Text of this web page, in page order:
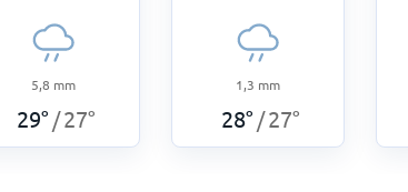
5,8 mm
29° /27°
1,3 mm
28° /27°